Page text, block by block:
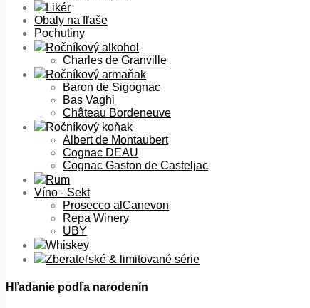
Likér
Obaly na fľaše
Pochutiny
Ročníkový alkohol
Charles de Granville
Ročníkový armaňak
Baron de Sigognac
Bas Vaghi
Château Bordeneuve
Ročníkový koňak
Albert de Montaubert
Cognac DEAU
Cognac Gaston de Casteljac
Rum
Víno - Sekt
Prosecco alCanevon
Repa Winery
UBY
Whiskey
Zberateľské & limitované série
Hľadanie podľa narodenín